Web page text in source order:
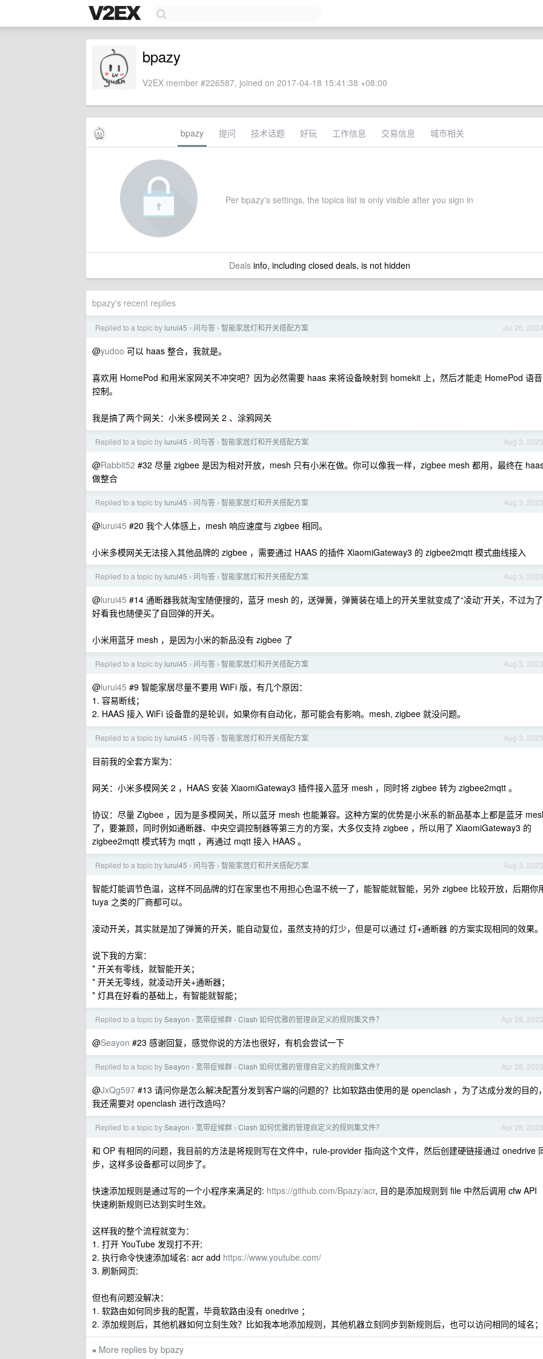
bpazy
V2EX member #226587, joined on 2017-04-18 15:41:38 +08:00
bpazy 提问 技术话题 好玩 工作信息 交易信息 城市相关
Per bpazy's settings, the topics list is only visible after you sign in
Dealsinfo, including closed deals, is not hidden
bpazy's recent replies
Jul 26, 2024
Replied to a topic by lurui45 › 问与答 › 智能家居灯和开关搭配方案
@yudoo 可以 haas 整合，我就是。
喜欢用 HomePod 和用米家网关不冲突吧？因为必然需要 haas 来将设备映射到 homekit 上，然后才能走 HomePod 语音
控制。
我是搞了两个网关：小米多模网关 2 、涂鸦网关
Aug 3, 2023
Replied to a topic by lurui45 › 问与答 › 智能家居灯和开关搭配方案
@Rabbit52 #32 尽量 zigbee 是因为相对开放，mesh 只有小米在做。你可以像我一样，zigbee mesh 都用，最终在
做整合
Aug 3, 2023
Replied to a topic by lurui45 › 问与答 › 智能家居灯和开关搭配方案
@lurui45 #20 我个人体感上，mesh 响应速度与 zigbee 相同。
小米多模网关无法接入其他品牌的 zigbee ，需要通过 HAAS 的插件 XiaomiGateway3 的 zigbee2mqtt 模式曲线接入
Aug 3, 2023
Replied to a topic by lurui45 › 问与答 › 智能家居灯和开关搭配方案
@lurui45 #14 通断器我就淘宝随便搜的，蓝牙 mesh 的，送弹簧，弹簧装在墙上的开关里就变成了“凌动”开关，不过为了
好看我也随便买了自回弹的开关。
小米用蓝牙 mesh ，是因为小米的新品没有 zigbee 了
Aug 3, 2023
Replied to a topic by lurui45 › 问与答 › 智能家居灯和开关搭配方案
@lurui45 #9 智能家居尽量不要用 WiFi 版，有几个原因：
1. 容易断线；
2. HAAS 接入 WiFi 设备靠的是轮训，如果你有自动化，那可能会有影响。mesh, zigbee 就没问题。
Aug 3, 2023
Replied to a topic by lurui45 › 问与答 › 智能家居灯和开关搭配方案
目前我的全套方案为：
网关：小米多模网关 2 ，HAAS 安装 XiaomiGateway3 插件接入蓝牙 mesh ，同时将 zigbee 转为 zigbee2mqtt 。
协议：尽量 Zigbee ，因为是多模网关，所以蓝牙 mesh 也能兼容。这种方案的优势是小米系的新品基本上都是蓝牙
了，要兼顾，同时例如通断器、中央空调控制器等第三方的方案，大多仅支持 zigbee ，所以用了 XiaomiGateway3 的
zigbee2mqtt 模式转为 mqtt ，再通过 mqtt 接入 HAAS 。
Aug 3, 2023
Replied to a topic by lurui45 › 问与答 › 智能家居灯和开关搭配方案
智能灯能调节色温，这样不同品牌的灯在家里也不用担心色温不统一了，能智能就智能，另外 zigbee 比较开放，后期你
tuya 之类的厂商都可以。
凌动开关，其实就是加了弹簧的开关，能自动复位，虽然支持的灯少，但是可以通过 灯+通断器 的方案实现相同的效果。
说下我的方案：
* 开关有零线，就智能开关；
* 开关无零线，就凌动开关+通断器；
* 灯具在好看的基础上，有智能就智能；
Apr 28, 2023
Replied to a topic bySeayon › 宽带症候群 › Clash 如何优雅的管理自定义的规则集文件？
@Seayon #23 感谢回复，感觉你说的方法也很好，有机会尝试一下
Apr 28, 2023
Replied to a topic bySeayon › 宽带症候群 › Clash 如何优雅的管理自定义的规则集文件？
@JxQg597 #13 请问你是怎么解决配置分发到客户端的问题的？比如软路由使用的是 openclash ，为了达成分发的目的，
我还需要对 openclash 进行改造吗？
Apr 28, 2023
Replied to a topic bySeayon › 宽带症候群 › Clash 如何优雅的管理自定义的规则集文件？
和 OP 有相同的问题，我目前的方法是将规则写在文件中，rule-provider 指向这个文件，然后创建硬链接通过 onedrive
步，这样多设备都可以同步了。
快速添加规则是通过写的一个小程序来满足的: https://github.com/Bpazy/acr, 目的是添加规则到 file 中然后调用 cfw API
快速刷新规则已达到实时生效。
这样我的整个流程就变为：
1. 打开 YouTube 发现打不开;
2. 执行命令快速添加域名: acr add https://www.youtube.com/
3. 刷新网页;
但也有问题没解决：
1. 软路由如何同步我的配置，毕竟软路由没有 onedrive ；
2. 添加规则后，其他机器如何立刻生效？比如我本地添加规则，其他机器立刻同步到新规则后，也可以访问相同的域名；
» More replies by bpazy